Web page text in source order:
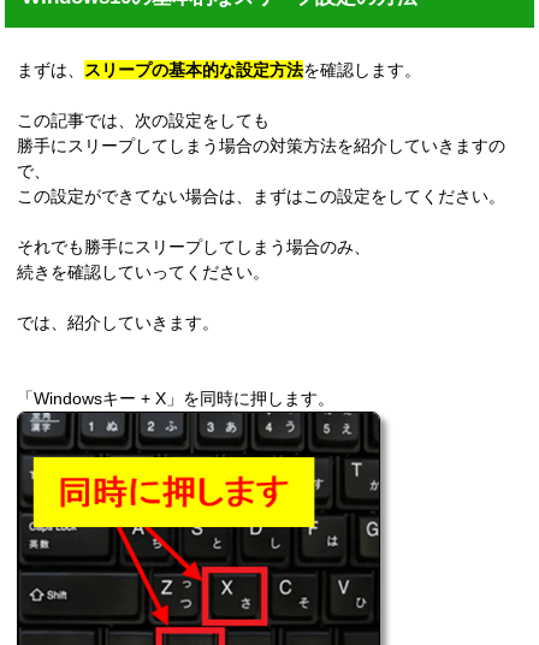
まずは、 スリープの基本的な設定方法を確認します。
この記事では、次の設定をしても
勝手にスリープしてしまう場合の対策方法を紹介していきますの
で、
この設定ができてない場合は、まずはこの設定をしてください。
それでも勝手にスリープしてしまう場合のみ、
続きを確認していってください。
では、紹介していきます。
「Windowsキー + X」を同時に押します。